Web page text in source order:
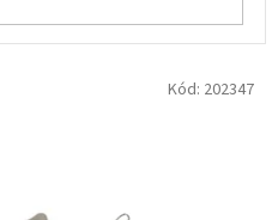
Kód: 202347